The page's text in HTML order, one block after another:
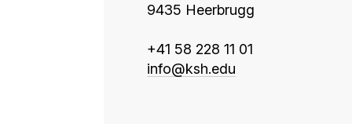
9435 Heerbrugg
+41 58 228 11 01
info@ksh.edu